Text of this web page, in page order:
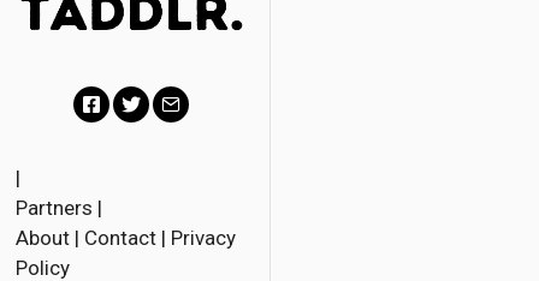
c
e
t
i
|
Partners |
About | Contact | Privacy
Policy